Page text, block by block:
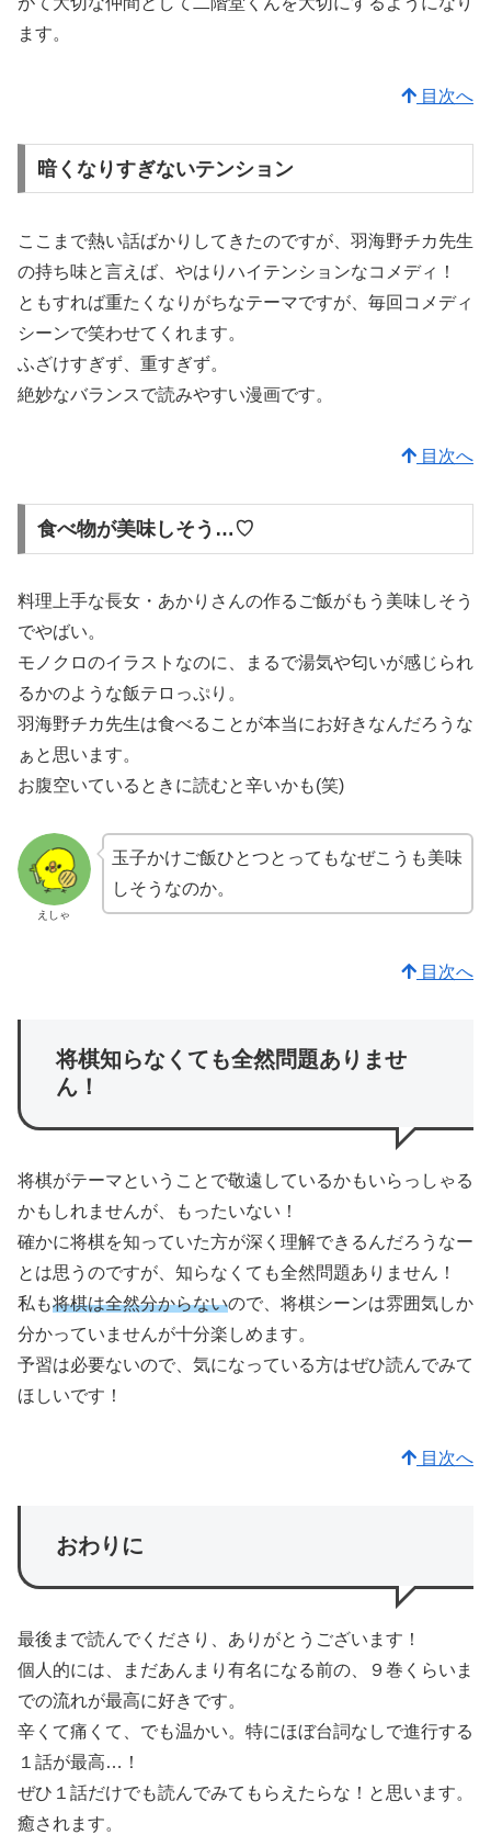
ます。
目次へ
暗くなりすぎないテンション
ここまで熱い話ばかりしてきたのですが、羽海野チカ先生
の持ち味と言えば、やはりハイテンションなコメディ！
ともすれば重たくなりがちなテーマですが、毎回コメディ
シーンで笑わせてくれます。
ふざけすぎず、重すぎず。
絶妙なバランスで読みやすい漫画です。
目次へ
食べ物が美味しそう…♡
料理上手な長女・あかりさんの作るご飯がもう美味しそう
でやばい。
モノクロのイラストなのに、まるで湯気や匂いが感じられ
るかのような飯テロっぷり。
羽海野チカ先生は食べることが本当にお好きなんだろうな
ぁと思います。
お腹空いているときに読むと辛いかも(笑)
えしゃ
玉子かけご飯ひとつとってもなぜこうも美味
しそうなのか。
目次へ
将棋知らなくても全然問題ありませ
ん！
将棋がテーマということで敬遠しているかもいらっしゃる
かもしれませんが、もったいない！
確かに将棋を知っていた方が深く理解できるんだろうなー
とは思うのですが、知らなくても全然問題ありません！
私も将棋は全然分からないので、将棋シーンは雰囲気しか
分かっていませんが十分楽しめます。
予習は必要ないので、気になっている方はぜひ読んでみて
ほしいです！
目次へ
おわりに
最後まで読んでくださり、ありがとうございます！
個人的には、まだあんまり有名になる前の、９巻くらいま
での流れが最高に好きです。
辛くて痛くて、でも温かい。特にほぼ台詞なしで進行する
１話が最高…！
ぜひ１話だけでも読んでみてもらえたらな！と思います。
癒されます。